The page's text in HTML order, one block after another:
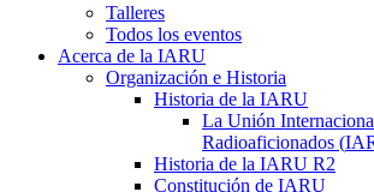
Talleres
Todos los eventos
Acerca de la IARU
Organización e Historia
Historia de la IARU
La Unión
Radioaficionados (
Historia de la IARU R2
Constitución de IARU